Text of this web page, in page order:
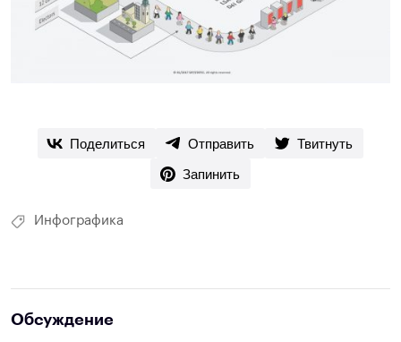
Поделиться Отправить
Твитнуть
Запинить
Инфографика
Обсуждение